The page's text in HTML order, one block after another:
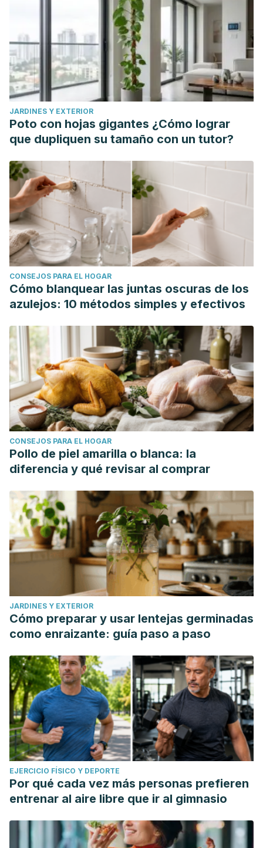
. Consultado el 9 de diciembre de 2024.
https://www.fda.gov/food/nutrition-education-resources-
materials/el-gluten-y-el-etiquetado-de-los-alimentos
Fundación Española de Nutrición (2017).
Datos actuales
sobre las propiedades nutricionales de la avena.
Consultado el 9 de diciembre de 2024.
https://www.fen.org.es/storage/app/media/
Gilissen, L. J., Van der Meer, I. M., & Smulders, M. J. (2016).
Why oats are safe and healthy for celiac disease patients.
Medical Sciences
(4), 21.
https://www.mdpi.com/2076-
3271/4/4/21
Noori, E., Hashemi, N., Rezaee, D., Maleki, R., Shams, F.,
Kazemi, B., ... & Rahimi, F. (2024). Potential therapeutic
options for celiac Disease: An update on Current evidence
from Gluten-Free diet to cell therapy.International
Immunopharmacology, 133, 112020.
https://www.sciencedirect.com/science/article/abs/pii/
JARDINES Y EXTERIOR
Poto con hojas gigantes ¿Cómo lograr
que dupliquen su tamaño con un tutor?
CONSEJOS PARA EL HOGAR
Cómo blanquear las juntas oscuras de los
azulejos: 10 métodos simples y efectivos
CONSEJOS PARA EL HOGAR
Pollo de piel amarilla o blanca: la
diferencia y qué revisar al comprar
JARDINES Y EXTERIOR
Cómo preparar y usar lentejas germinadas
como enraizante: guía paso a paso
EJERCICIO FÍSICO Y DEPORTE
Por qué cada vez más personas prefieren
entrenar al aire libre que ir al gimnasio